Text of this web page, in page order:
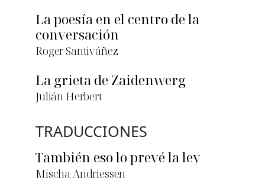
La poesía en el centro de la
conversación
Roger Santiváñez
La grieta de Zaidenwerg
Julián Herbert
TRADUCCIONES
También eso lo prevé la ley
Mischa Andriessen